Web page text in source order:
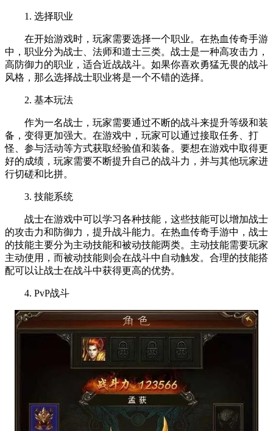
1. 选择职业
在开始游戏时，玩家需要选择一个职业。在热血传奇手游
中，职业分为战士、法师和道士三类。战士是一种高攻击力，
高防御力的职业，适合近战战斗。如果你喜欢勇猛无畏的战斗
风格，那么选择战士职业将是一个不错的选择。
2. 基本玩法
作为一名战士，玩家需要通过不断的战斗来提升等级和装
备，变得更加强大。在游戏中，玩家可以通过接取任务、打
怪、参与活动等方式获取经验值和装备。要想在游戏中取得更
好的成绩，玩家需要不断提升自己的战斗力，并与其他玩家进
行切磋和比拼。
3. 技能系统
战士在游戏中可以学习各种技能，这些技能可以增加战士
的攻击力和防御力，提升战斗能力。在热血传奇手游中，战士
的技能主要分为主动技能和被动技能两类。主动技能需要玩家
主动使用，而被动技能则会在战斗中自动触发。合理的技能搭
配可以让战士在战斗中获得更高的优势。
4. PvP战斗